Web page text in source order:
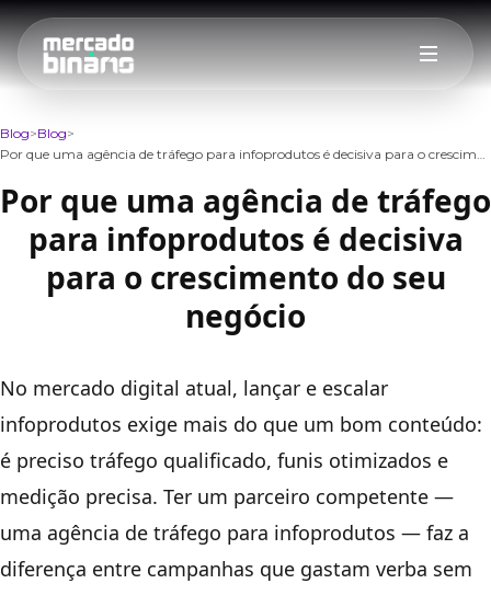
Blog Blog
Por que uma agência de tráfego para infoprodutos é decisiva para o crescimento do seu negócio
Por que uma agência de tráfego
para infoprodutos é decisiva
para o crescimento do seu
negócio
No mercado digital atual, lançar e escalar
infoprodutos exige mais do que um bom conteúdo:
é preciso tráfego qualificado, funis otimizados e
medição precisa. Ter um parceiro competente —
uma agência de tráfego para infoprodutos — faz a
diferença entre campanhas que gastam verba sem